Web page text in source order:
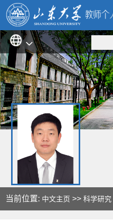
当前位置: 中文主页 >>科学研究